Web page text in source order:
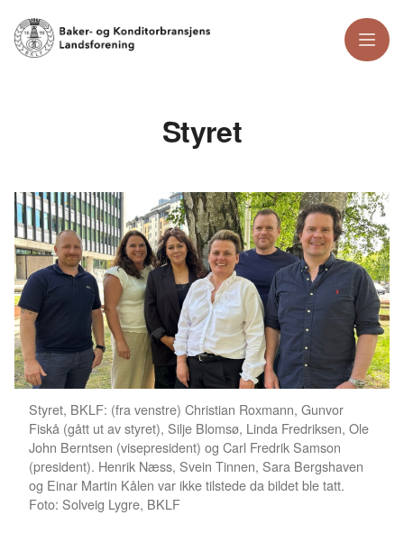
Meny
Styret
Styret, BKLF: (fra venstre) Christian Roxmann, Gunvor
Fiskå (gått ut av styret), Silje Blomsø, Linda Fredriksen, Ole
John Berntsen (visepresident) og Carl Fredrik Samson
(president). Henrik Næss, Svein Tinnen, Sara Bergshaven
og Einar Martin Kålen var ikke tilstede da bildet ble tatt.
Foto: Solveig Lygre, BKLF